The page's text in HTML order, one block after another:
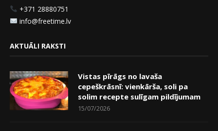
+371 28880751
info@freetime.lv
AKTUĀLI RAKSTI
Vistas pīrāgs no lavaša
cepeškrāsnī: vienkārša, soli pa
solim recepte sulīgam pildījumam
15/07/2026